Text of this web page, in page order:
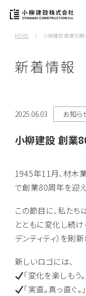
HOME 小柳建設 創業80
新着情報
2025.06.03 お知ら
小柳建設 創業
1945年11月、材木
で創業80周年を迎え
この節目に、私た
とともに変化し続け
デンティティ）を刷新
新しいロゴには、
「変化を楽しもう
「実直。真っ直ぐ